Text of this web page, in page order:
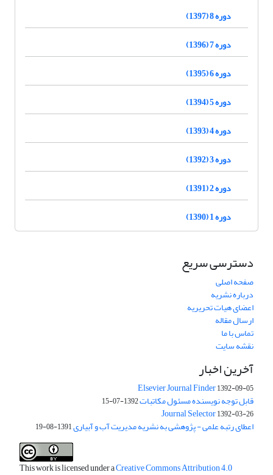
دوره 8 (1397)
دوره 7 (1396)
دوره 6 (1395)
دوره 5 (1394)
دوره 4 (1393)
دوره 3 (1392)
دوره 2 (1391)
دوره 1 (1390)
دسترسی سریع
صفحه اصلی
درباره نشریه
اعضای هیات تحریریه
ارسال مقاله
تماس با ما
نقشه سایت
آخرین اخبار
Elsevier Journal Finder1392-09-05
قابل توجه نویسنده مسئول مکاتبات1392-07-15
Journal Selector1392-03-26
اعطای رتبه علمی - پژوهشی به نشریه مدیریت آب و آبیاری1391-08-19
This work is licensed under aCreative Commons Attribution 4.0